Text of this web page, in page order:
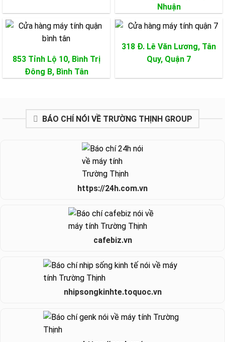
Nhuận
853 Tỉnh Lộ 10, Bình Trị
Đông B, Bình Tân
318 Đ. Lê Văn Lương, Tân
Quy, Quận 7
BÁO CHÍ NÓI VỀ TRƯỜNG THỊNH GROUP
https://24h.com.vn
cafebiz.vn
nhipsongkinhte.toquoc.vn